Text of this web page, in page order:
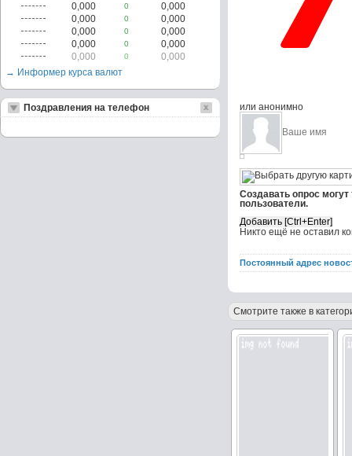
или анонимно
Создавать опрос
пользователи.
Никто ещё не оставил
Постоянный адрес
Смотрите также в
0,000
0
0,000
0,000
0
0,000
0,000
0
0,000
0,000
0
0,000
0,000
0
0,000
→ Информер курса валют
Поздравления на телефон